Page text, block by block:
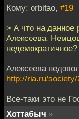
Кому: orbitao, #19
> А что на данное
Алексеева,
недемократичное?
Алексеева
http://ria.ru/society/
Все-таки это не
Хоттабыч »